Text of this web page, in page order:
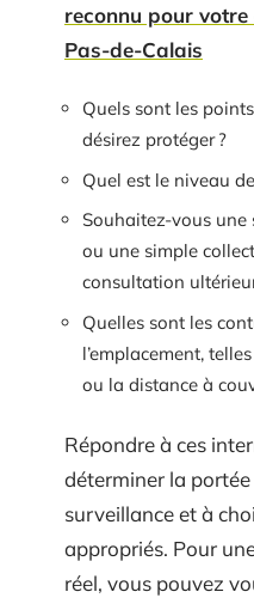
reconnu pour
Pas-de-Calais
Quels sont les
désirez protéger ?
Quel est le niveau
Souhaitez-vous une
ou une simple
consultation
Quelles sont les
l’emplacement,
ou la distance à
Répondre à ces
déterminer la
surveillance et à
appropriés. Pour
réel, vous pouvez